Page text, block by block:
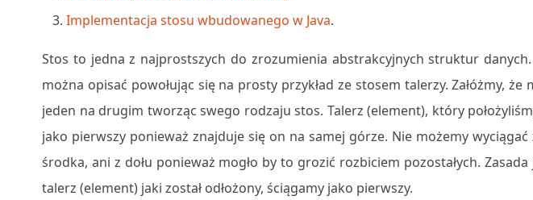
Implementacja stosu wbudowanego w Java.
Stos to jedna z najprostszych do zrozumienia abstrakcyjnych struktur
można opisać powołując się na prosty przykład ze stosem talerzy. Załóżmy,
jeden na drugim tworząc swego rodzaju stos. Talerz (element), który
jako pierwszy ponieważ znajduje się on na samej górze. Nie możemy
środka, ani z dołu ponieważ mogło by to grozić rozbiciem pozostałych.
talerz (element) jaki został odłożony, ściągamy jako pierwszy.